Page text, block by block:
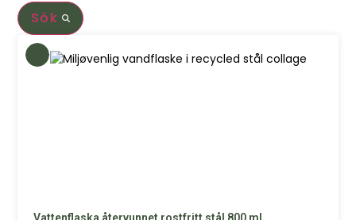
Sök
Vattenflaska återvunnet rostfritt stål 800 ml